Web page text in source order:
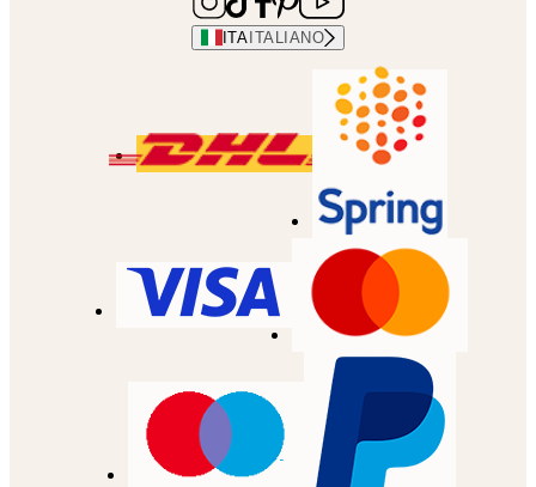
ITA ITALIANO